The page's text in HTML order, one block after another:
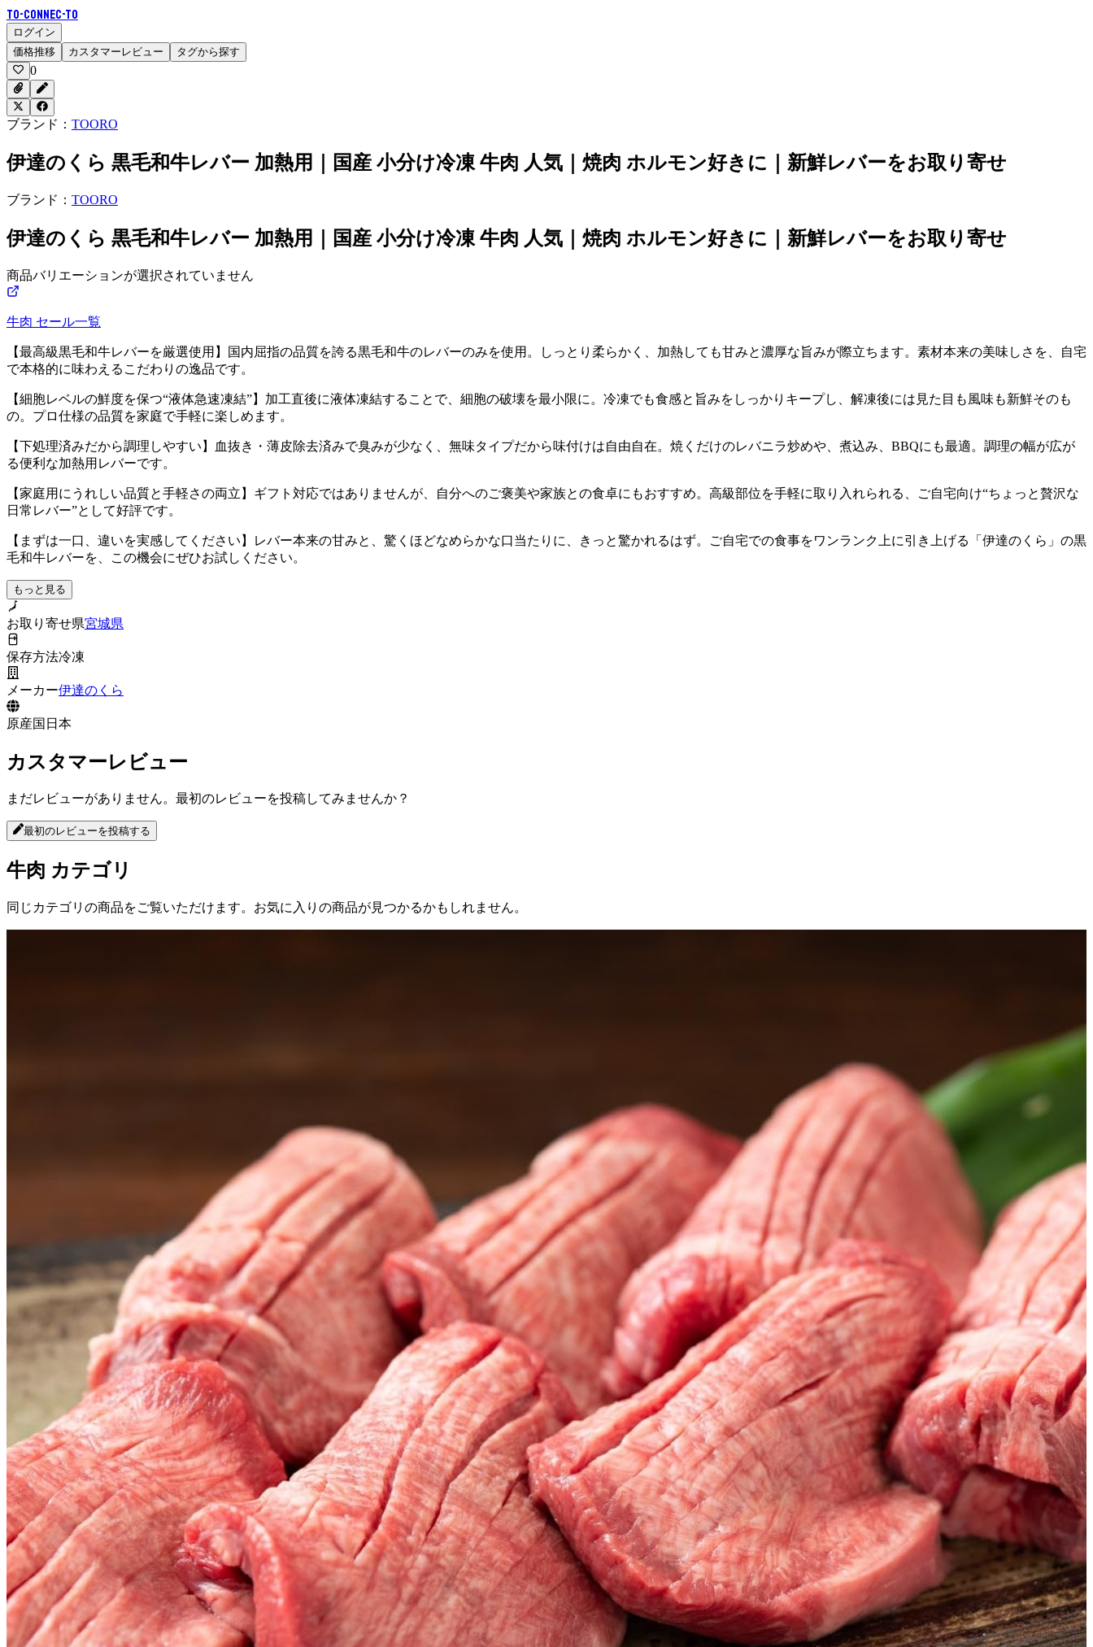
To-Connec-TO
ログイン
価格推移
カスタマーレビュー タグから探す
0
ブランド： TOORO
伊達のくら 黒毛和牛レバー 加熱用｜国産 小分け冷凍 牛肉 人気｜焼肉 ホルモン好きに｜新鮮レバーをお取り寄せ
ブランド： TOORO
伊達のくら 黒毛和牛レバー 加熱用｜国産 小分け冷凍 牛肉 人気｜焼肉 ホルモン好きに｜新鮮レバーをお取り寄せ
商品バリエーションが選択されていません
牛肉 セール一覧
【最高級黒毛和牛レバーを厳選使用】国内屈指の品質を誇る黒毛和牛のレバーのみを使用。しっとり柔らかく、加熱しても甘みと濃厚な旨みが際立ちます。素材本来の美味しさを、自宅
で本格的に味わえるこだわりの逸品です。
【細胞レベルの鮮度を保つ“液体急速凍結”】加工直後に液体凍結することで、細胞の破壊を最小限に。冷凍でも食感と旨みをしっかりキープし、解凍後には見た目も風味も新鮮そのも
の。プロ仕様の品質を家庭で手軽に楽しめます。
【下処理済みだから調理しやすい】血抜き・薄皮除去済みで臭みが少なく、無味タイプだから味付けは自由自在。焼くだけのレバニラ炒めや、煮込み、BBQにも最適。調理の幅が広が
る便利な加熱用レバーです。
【家庭用にうれしい品質と手軽さの両立】ギフト対応ではありませんが、自分へのご褒美や家族との食卓にもおすすめ。高級部位を手軽に取り入れられる、ご自宅向け“ちょっと贅沢な
日常レバー”として好評です。
【まずは一口、違いを実感してください】レバー本来の甘みと、驚くほどなめらかな口当たりに、きっと驚かれるはず。ご自宅での食事をワンランク上に引き上げる「伊達のくら」の黒
毛和牛レバーを、この機会にぜひお試しください。
もっと見る
お取り寄せ県宮城県
保存方法冷凍
メーカー伊達のくら
原産国 日本
カスタマーレビュー
まだレビューがありません。最初のレビューを投稿してみませんか？
最初のレビューを投稿する
牛肉 カテゴリ
同じカテゴリの商品をご覧いただけます。お気に入りの商品が見つかるかもしれません。